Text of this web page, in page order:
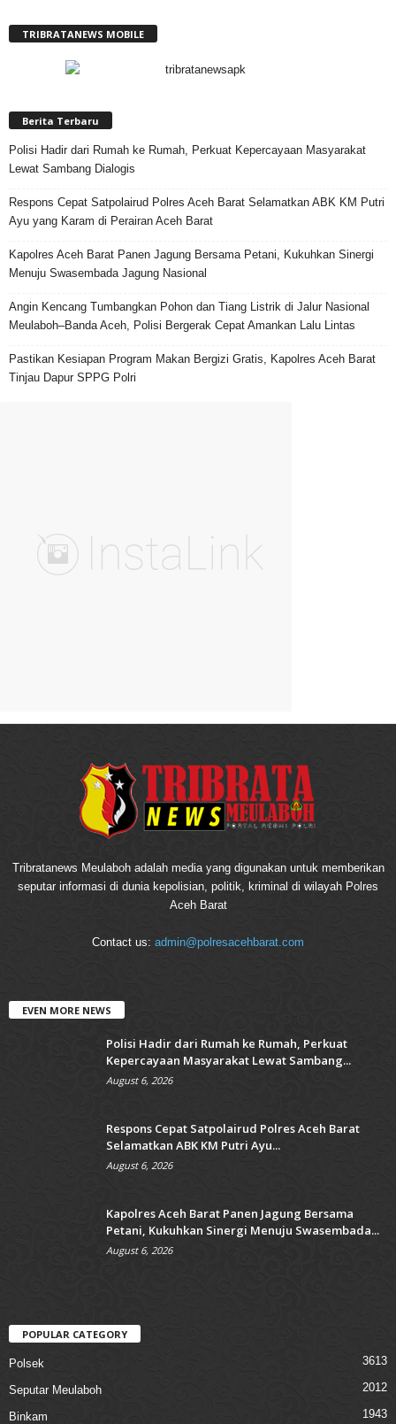
TRIBRATANEWS MOBILE
Berita Terbaru
Polisi Hadir dari Rumah ke Rumah, Perkuat Kepercayaan Masyarakat
Lewat Sambang Dialogis
Respons Cepat Satpolairud Polres Aceh Barat Selamatkan ABK KM Putri
Ayu yang Karam di Perairan Aceh Barat
Kapolres Aceh Barat Panen Jagung Bersama Petani, Kukuhkan Sinergi
Menuju Swasembada Jagung Nasional
Angin Kencang Tumbangkan Pohon dan Tiang Listrik di Jalur Nasional
Meulaboh–Banda Aceh, Polisi Bergerak Cepat Amankan Lalu Lintas
Pastikan Kesiapan Program Makan Bergizi Gratis, Kapolres Aceh Barat
Tinjau Dapur SPPG Polri
Tribratanews Meulaboh adalah media yang digunakan untuk memberikan
seputar informasi di dunia kepolisian, politik, kriminal di wilayah Polres
Aceh Barat
Contact us: admin@polresacehbarat.com
EVEN MORE NEWS
Polisi Hadir dari Rumah ke Rumah, Perkuat
Kepercayaan Masyarakat Lewat Sambang...
August 6, 2026
Respons Cepat Satpolairud Polres Aceh Barat
Selamatkan ABK KM Putri Ayu...
August 6, 2026
Kapolres Aceh Barat Panen Jagung Bersama
Petani, Kukuhkan Sinergi Menuju Swasembada...
August 6, 2026
POPULAR CATEGORY
Polsek 3613
Seputar Meulaboh 2012
Binkam 1943